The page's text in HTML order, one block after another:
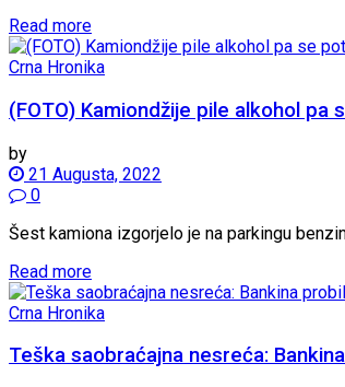
Read more
Crna Hronika
(FOTO) Kamiondžije pile alkohol
by
21 Augusta, 2022
0
Šest kamiona izgorjelo je na parkingu
Read more
Crna Hronika
Teška saobraćajna nesreća: